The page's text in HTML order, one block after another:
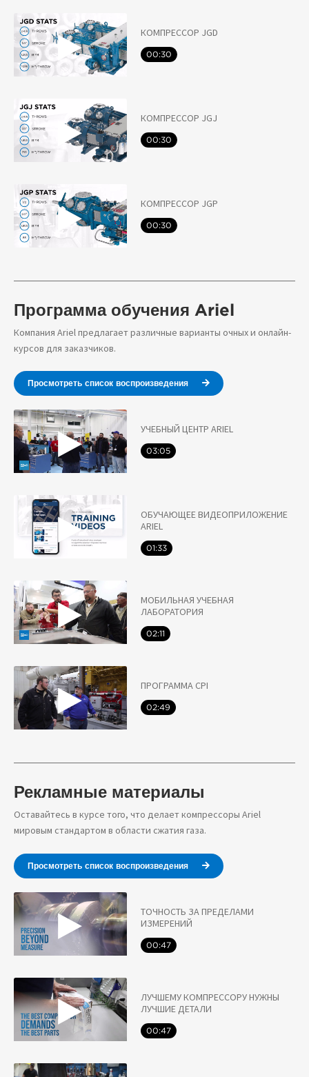
КОМПРЕССОР JGD
00:30
КОМПРЕССОР JGJ
00:30
КОМПРЕССОР JGP
00:30
Программа обучения Ariel
Компания Ariel предлагает различные варианты очных и онлайн-
курсов для заказчиков.
Просмотреть список воспроизведения
УЧЕБНЫЙ ЦЕНТР ARIEL
03:05
ОБУЧАЮЩЕЕ ВИДЕОПРИЛОЖЕНИЕ
ARIEL
01:33
МОБИЛЬНАЯ УЧЕБНАЯ
ЛАБОРАТОРИЯ
02:11
ПРОГРАММА CPI
02:49
Рекламные материалы
Оставайтесь в курсе того, что делает компрессоры Ariel
мировым стандартом в области сжатия газа.
Просмотреть список воспроизведения
ТОЧНОСТЬ ЗА ПРЕДЕЛАМИ
ИЗМЕРЕНИЙ
00:47
ЛУЧШЕМУ КОМПРЕССОРУ НУЖНЫ
ЛУЧШИЕ ДЕТАЛИ
00:47